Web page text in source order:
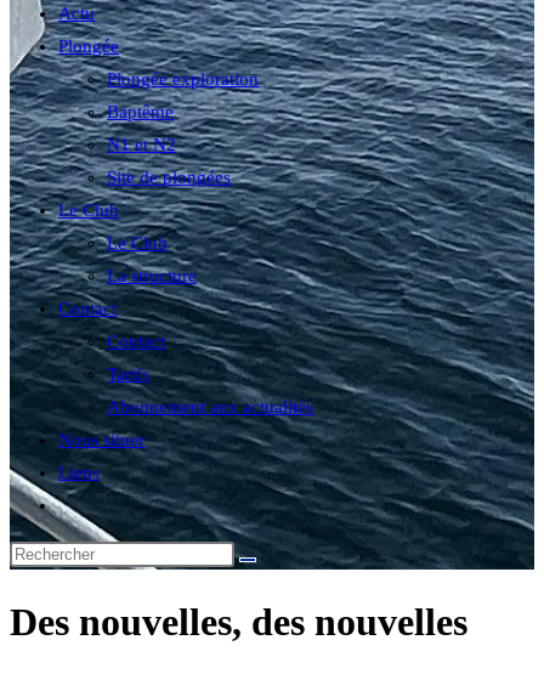
Actu
Plongée
Plongée exploration
Baptême
N1 et N2
Site de plongées
Le Club
Le Club
La structure
Contact
Contact
Tarifs
Abonnement aux actualités
Nous situer
Liens
Toggle
website
search
Des nouvelles, des nouvelles